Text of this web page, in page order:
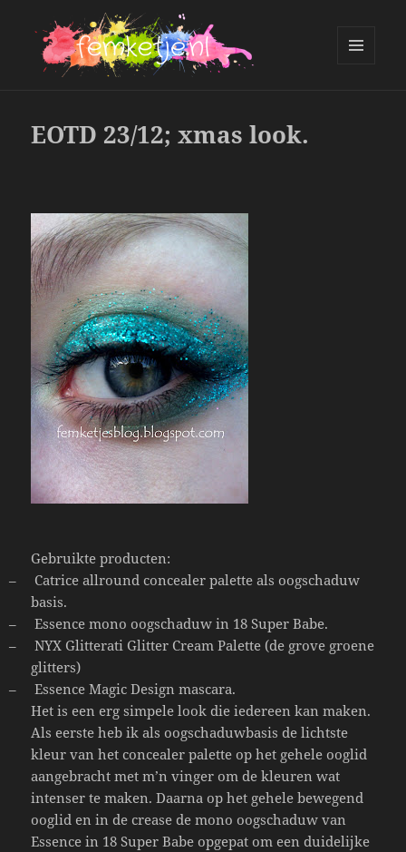
EOTD 23/12; xmas look.
Gebruikte producten:
–
Catrice allround concealer palette als oogschaduw
basis.
–
Essence mono oogschaduw in 18 Super Babe.
–
NYX Glitterati Glitter Cream Palette (de grove groene
glitters)
–
Essence Magic Design mascara.
Het is een erg simpele look die iedereen kan maken.
Als eerste heb ik als oogschaduwbasis de lichtste
kleur van het concealer palette op het gehele ooglid
aangebracht met m’n vinger om de kleuren wat
intenser te maken. Daarna op het gehele bewegend
ooglid en in de crease de mono oogschaduw van
Essence in 18 Super Babe opgepat om een duidelijke